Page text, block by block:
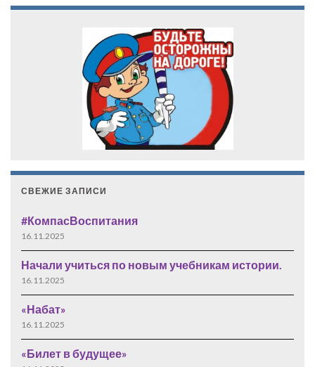
СВЕЖИЕ ЗАПИСИ
#КомпасВоспитания
16.11.2025
Начали учиться по новым учебникам истории.
16.11.2025
«Набат»
16.11.2025
«Билет в будущее»